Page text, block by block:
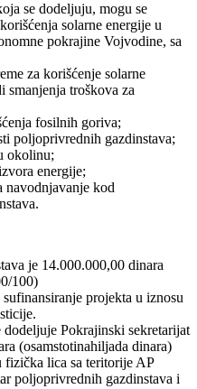
se dodeljuju, mogu se
solarne energije u
pokrajine Vojvodine, sa
za korišćenje solarne
smanjenja troškova za
fosilnih goriva;
poljoprivrednih gazdinstava;
okolinu;
energije;
navodnjavanje kod
je 14.000.000,00 dinara
100)
projekta u iznosu
Pokrajinski sekretarijat
(osamstotinahiljada dinara)
fizička lica sa teritorije AP
poljoprivrednih gazdinstava i